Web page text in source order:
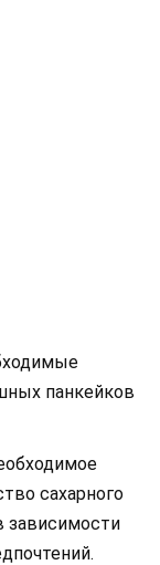
панкейков
сахарного
зависимости